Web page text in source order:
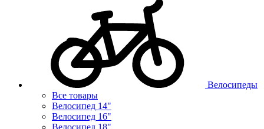
Велосипеды
Все товары
Велосипед 14"
Велосипед 16"
Велосипед 18"